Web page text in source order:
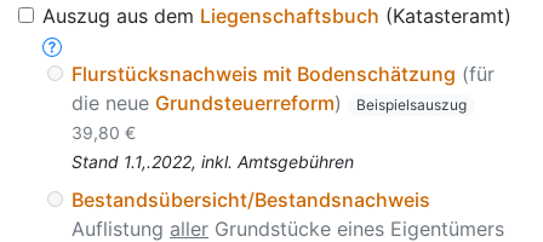
Auszug aus dem Liegenschaftsbuch (Katasteramt)
Flurstücksnachweis mit Bodenschätzung (für
die neue Grundsteuerreform) Beispielsauszug
39,80 €
Stand 1.1,.2022, inkl. Amtsgebühren
Bestandsübersicht/Bestandsnachweis
Auflistung aller Grundstücke eines Eigentümers